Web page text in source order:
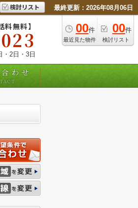
検討リスト 最終更新：2026年08月06日
00件
最近見た物件
00件
検討リスト
無料】
2日・3日
わせ